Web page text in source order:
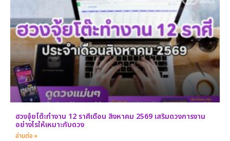
ฮวงจุ้ยโต๊ะทำงาน 12 ราศีเดือน สิงหาคม 2569 เสริมดวงการงาน
อย่างไรให้เหมาะกับดวง
อ่านต่อ »